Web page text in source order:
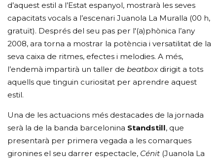
d’aquest estil a l’Estat espanyol, mostrarà les seves
capacitats vocals a l’escenari Juanola La Muralla (00 h,
gratuït). Després del seu pas per l'(a)phònica l’any
2008, ara torna a mostrar la potència i versatilitat de la
seva caixa de ritmes, efectes i melodies. A més,
l’endemà impartirà un taller debeatboxdirigit a tots
aquells que tinguin curiositat per aprendre aquest
estil.
Una de les actuacions més destacades de la jornada
serà la de la banda barcelonina Standstill, que
presentarà per primera vegada a les comarques
gironines el seu darrer espectacle, Cénit (Juanola La